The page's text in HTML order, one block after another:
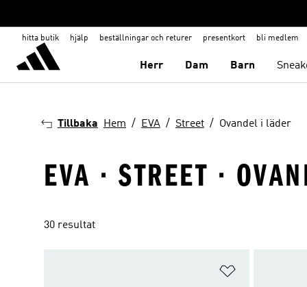
hitta butik hjälp beställningar och returer presentkort bli medlem
Herr Dam Barn
Tillbaka Hem EVA Street Ovandel i läder
EVA · STREET ·
30 resultat